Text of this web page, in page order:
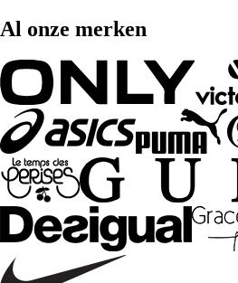
Al onze merken